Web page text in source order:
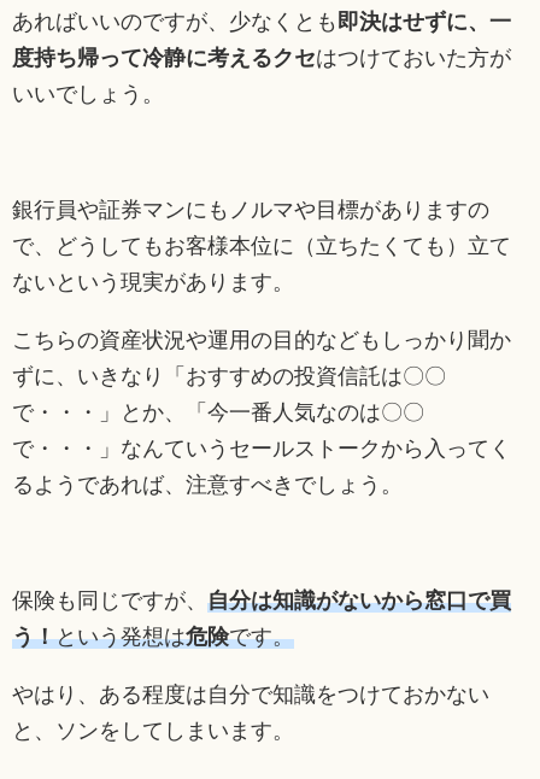
あればいいのですが、少なくとも 即決はせずに、一
度持ち帰って冷静に考えるクセはつけておいた方が
いいでしょう。
銀行員や証券マンにもノルマや目標がありますの
で、どうしてもお客様本位に（立ちたくても）立て
ないという現実があります。
こちらの資産状況や運用の目的などもしっかり聞か
ずに、いきなり「おすすめの投資信託は〇〇
で・・・」とか、「今一番人気なのは〇〇
で・・・」なんていうセールストークから入ってく
るようであれば、注意すべきでしょう。
保険も同じですが、 自分は知識がないから窓口で買
う！という発想は危険です。
やはり、ある程度は自分で知識をつけておかない
と、ソンをしてしまいます。